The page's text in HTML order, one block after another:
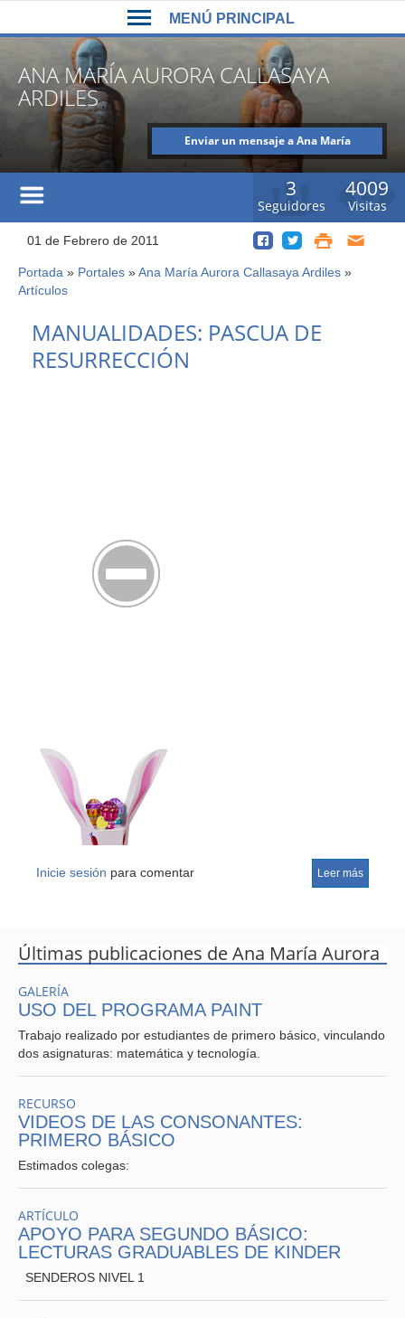
ANA MARÍA AURORA CALLASAYA
ARDILES
Enviar un mensaje a Ana María
Aurora Callasaya Ardiles
4009
Visitas
3
Seguidores
01 de Febrero de 2011
Usted
aquí
Portada » Portales »Ana María Aurora Callasaya Ardiles »
Artículos
top
MANUALIDADES: PASCUA DE
RESURRECCIÓN
1 Canasto de pascua: plato de cartón2 Caja de papel,
Leer más
Inicie sesión para comentar
Últimas publicaciones de Ana María Aurora
GALERÍA
USO DEL PROGRAMA PAINT
Trabajo realizado por estudiantes de primero básico, vinculando
dos asignaturas: matemática y tecnología.
RECURSO
VIDEOS DE LAS CONSONANTES:
PRIMERO BÁSICO
Estimados colegas:
ARTÍCULO
APOYO PARA SEGUNDO BÁSICO:
LECTURAS GRADUABLES DE KINDER
SENDEROS NIVEL 1
MENÚ PRINCIPAL
MENÚ
PRINCIPAL